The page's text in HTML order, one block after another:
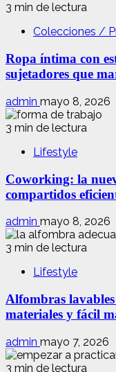
3 min de lectura
Colecciones /
Ropa íntima con
sujetadores que
admin mayo 8, 2026
3 min de lectura
Lifestyle
Coworking: la
compartidos
admin mayo 8, 2026
3 min de lectura
Lifestyle
Alfombras
materiales y fácil
admin mayo 7, 2026
3 min de lectura